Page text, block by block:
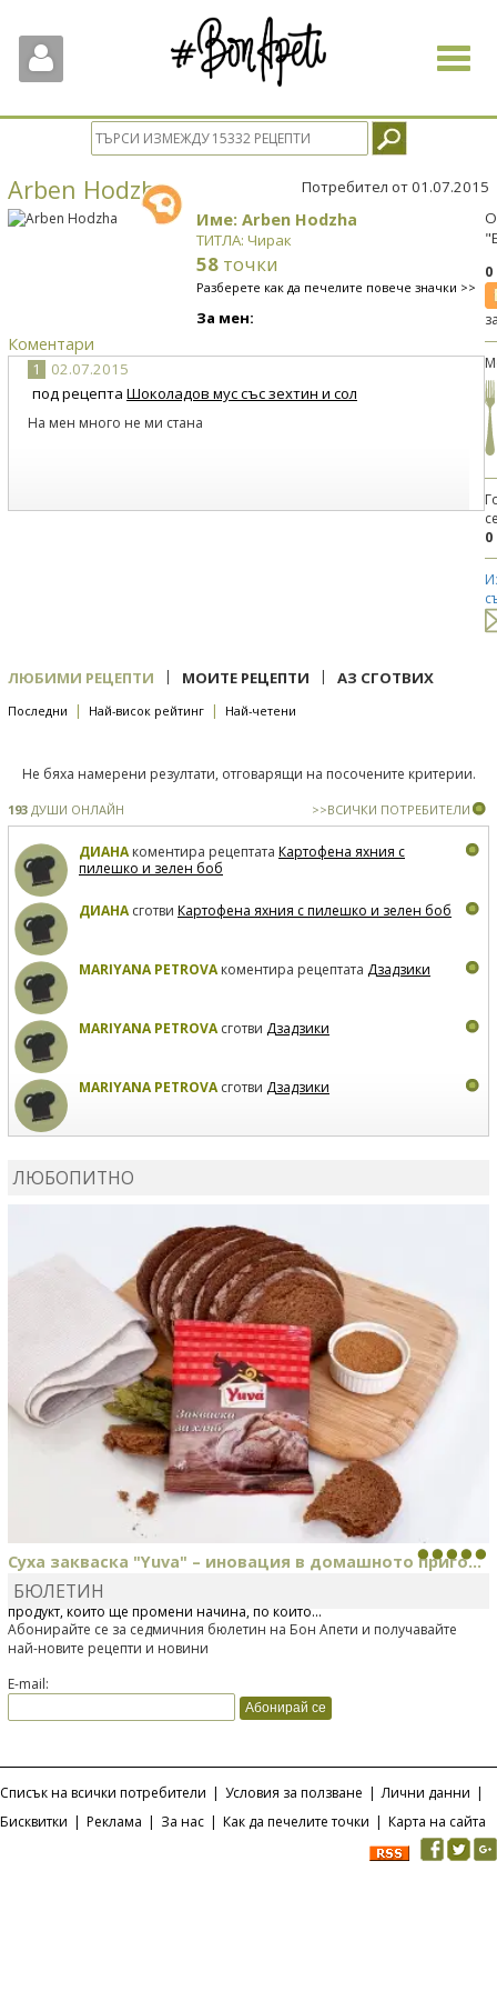
Toggle
Arben Hodzha Потребител от 01.07.2015
Име: Arben Hodzha
ТИТЛА: Чирак
58 точки
Разберете как да печелите повече значки >>
За мен:
Коментари
1
02.07.2015
под рецепта Шоколадов мус със зехтин и сол
На мен много не ми стана
0
ЛЮБИМИ РЕЦЕПТИ | МОИТЕ РЕЦЕПТИ | АЗ СГОТВИХ
Последни | Най-висок рейтинг | Най-четени
Не бяха намерени резултати, отговарящи на посочените критерии.
193 ДУШИ ОНЛАЙН >>ВСИЧКИ ПОТРЕБИТЕЛИ
ДИАНАкоментира рецептата Картофена яхния с
пилешко и зелен боб
ДИАНАсготви Картофена яхния с пилешко и зелен боб
MARIYANA PETROVAкоментира рецептата Дзадзики
MARIYANA PETROVAсготви Дзадзики
MARIYANA PETROVAсготви Дзадзики
ЛЮБОПИТНО
Суха закваска "Yuva" – иновация в домашното приго...
Отскоро Лесафр България стартира предлагането на изцяло нов
продукт, който ще промени начина, по който...
БЮЛЕТИН
Абонирайте се за седмичния бюлетин на Бон Апети и получавайте
най-новите рецепти и новини
E-mail:
Списък на всички потребители | Условия за ползване | Лични данни |
Бисквитки | Реклама | За нас | Как да печелите точки | Карта на сайта